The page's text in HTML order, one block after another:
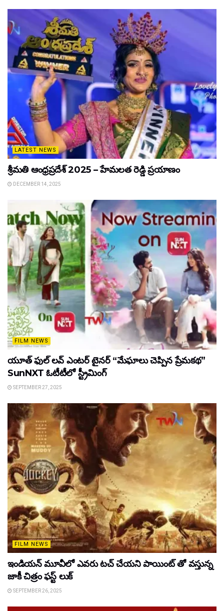
LATEST NEWS
శ్రీమతి ఆంధ్రప్రదేశ్ 2025 – హేమలత రెడ్డి ప్రయాణం
DECEMBER 14, 2025
FILM NEWS
యూత్ ఫుల్ లవ్ ఎంటర్ టైనర్ “మేఘాలు చెప్పిన ప్రేమకథ”
SunNXT ఓటీటీలో స్ట్రీమింగ్
SEPTEMBER 27, 2025
FILM NEWS
ఇండియన్ మూవీలో ఎవరు టచ్ చేయని పాయింట్ తో వస్తున్న
జాకీ చిత్రం ఫస్ట్ లుక్
SEPTEMBER 26, 2025